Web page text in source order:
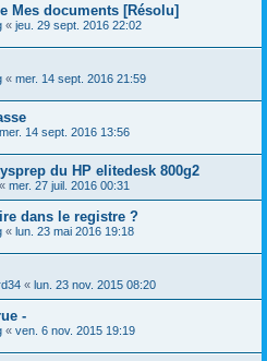
Mes documents [Résolu]
« jeu. 29 sept. 2016 22:02
« mer. 14 sept. 2016 21:59
mer. 14 sept. 2016 13:56
du HP elitedesk 800g2
« mer. 27 juil. 2016 00:31
dans le registre ?
« lun. 23 mai 2016 19:18
« lun. 23 nov. 2015 08:20
-
« ven. 6 nov. 2015 19:19